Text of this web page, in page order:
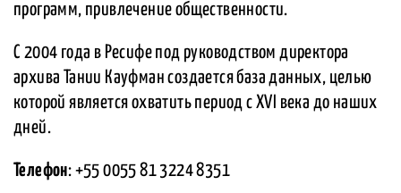
программ, привлечение общественности.
С 2004 года в Ресифе под руководством директора
архива Тании Кауфман создается база данных, целью
которой является охватить период с XVI века до наших
дней.
Телефон: +55 0055 81 3224 8351